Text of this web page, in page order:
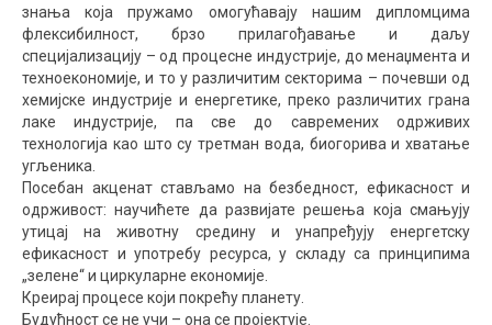
знања која пружамо омогућавају нашим дипломцима
флексибилност, брзо прилагођавање и даљу
специјализацију – од процесне индустрије, до менаџмента и
техноекономије, и то у различитим секторима – почевши од
хемијске индустрије и енергетике, преко различитих грана
лаке индустрије, па све до савремених одрживих
технологија као што су третман вода, биогорива и хватање
угљеника.
Посебан акценат стављамо на безбедност, ефикасност и
одрживост: научићете да развијате решења која смањују
утицај на животну средину и унапређују енергетску
ефикасност и употребу ресурса, у складу са принципима
„зелене“ и циркуларне економије.
Креирај процесе који покрећу планету.
Будућност се не учи – она се пројектује.